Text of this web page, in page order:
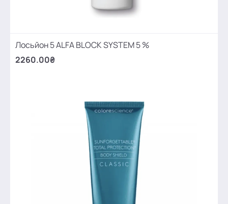
Лосьйон 5 ALFA BLOCK SYSTEM 5 %
2260.00₴